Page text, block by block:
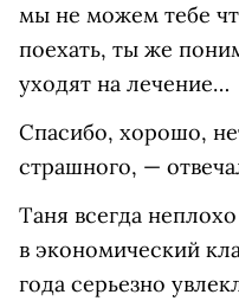
мы не можем тебе
поехать, ты же
уходят на лечение…
Спасибо, хорошо,
страшного, —
Таня всегда
в экономический
года серьезно